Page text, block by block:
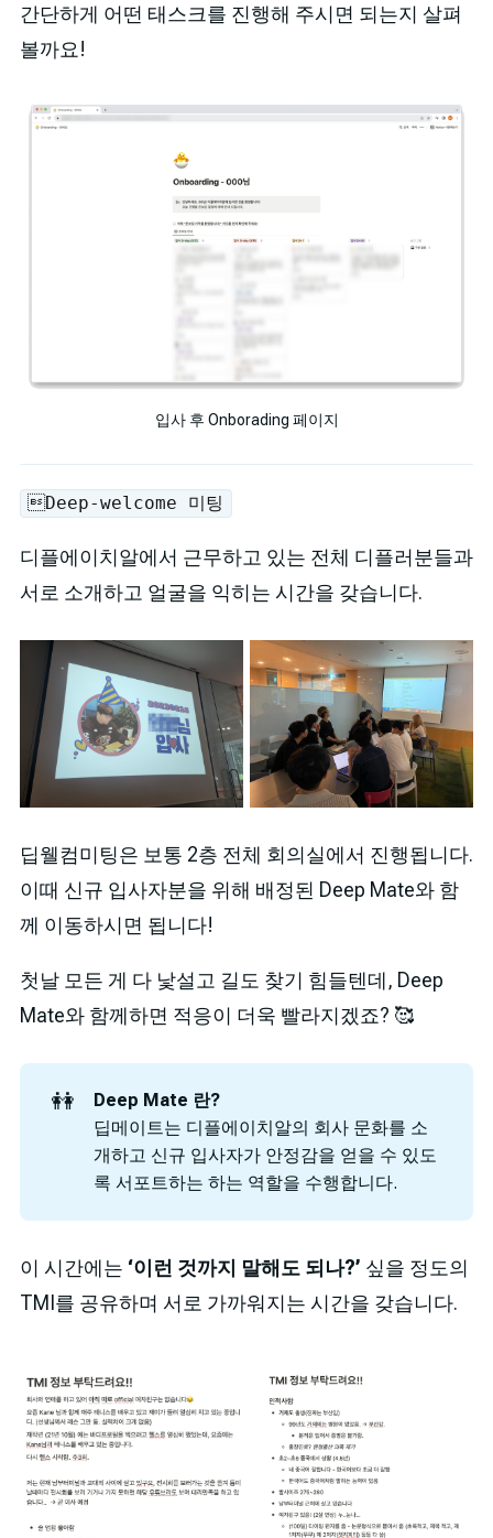
간단하게 어떤 태스크를 진행해 주시면 되는지 살펴
볼까요!
입사 후 Onborading 페이지
Deep-welcome 미팅
디플에이치알에서 근무하고 있는 전체 디플러분들과
서로 소개하고 얼굴을 익히는 시간을 갖습니다.
딥웰컴미팅은 보통 2층 전체 회의실에서 진행됩니다.
이때 신규 입사자분을 위해 배정된 Deep Mate와 함
께 이동하시면 됩니다!
첫날 모든 게 다 낯설고 길도 찾기 힘들텐데, Deep
Mate와 함께하면 적응이 더욱 빨라지겠죠? 🥰
👭
Deep Mate 란?
딥메이트는 디플에이치알의 회사 문화를 소
개하고 신규 입사자가 안정감을 얻을 수 있도
록 서포트하는 하는 역할을 수행합니다.
이 시간에는 ‘이런 것까지 말해도 되나?’ 싶을 정도의
TMI를 공유하며 서로 가까워지는 시간을 갖습니다.